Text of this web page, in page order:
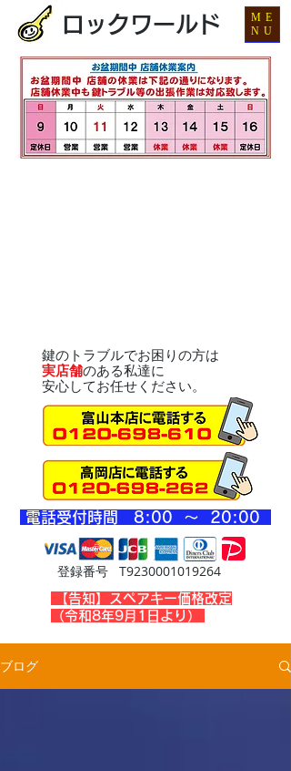
ロックワールド
鍵のトラブルでお困りの方は
実店舗のある私達に
安心してお任せください。
登録番号 T9230001019264
​電話受付時間 8:00 ～ 20:00
​【告知】スペアキー価格改定
（令和8年9月1日より）
ME
NU
ブログ